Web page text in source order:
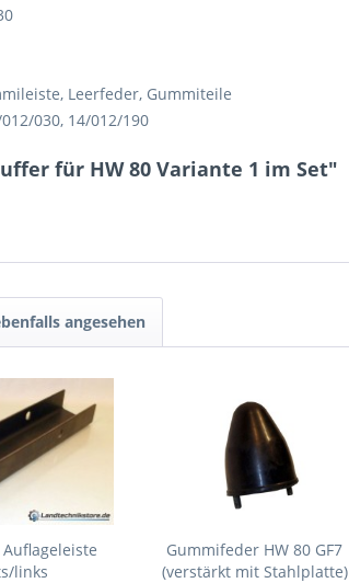
Leerfeder, Gummiteile
030, 14/012/190
für HW 80 Variante 1 im Set"
angesehen
links
Gummifeder HW 80 GF7
(verstärkt mit Stahlplatte)